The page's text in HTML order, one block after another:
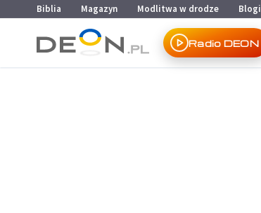
Przejdź do menu głównego
Przejdź do treści
Biblia Magazyn Modlitwa w drodze Blogi
Radio DEON